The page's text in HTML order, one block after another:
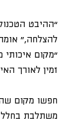
“ההיבט
להצלחה,”
“מקום
זמין לאורך
חפשו מקום
משתלבת בחלל